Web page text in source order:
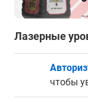
Лазерные
чтобы